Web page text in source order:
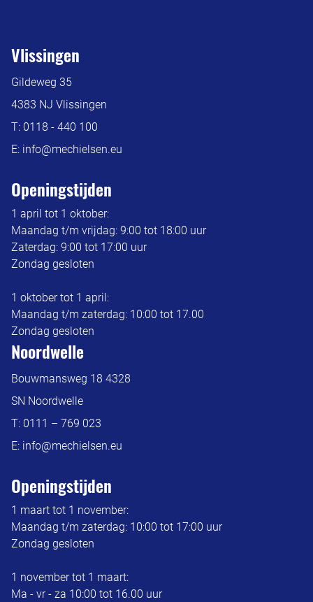
Vlissingen
Gildeweg 35
4383 NJ Vlissingen
T: 0118 - 440 100
E: info@mechielsen.eu
Openingstijden
1 april tot 1 oktober:
Maandag t/m vrijdag: 9:00 tot 18:00 uur
Zaterdag: 9:00 tot 17:00 uur
Zondag gesloten
1 oktober tot 1 april:
Maandag t/m zaterdag: 10:00 tot 17.00
Zondag gesloten
Noordwelle
Bouwmansweg 18 4328
SN Noordwelle
T: 0111 – 769 023
E: info@mechielsen.eu
Openingstijden
1 maart tot 1 november:
Maandag t/m zaterdag: 10:00 tot 17:00 uur
Zondag gesloten
1 november tot 1 maart:
Ma - vr - za 10:00 tot 16.00 uur